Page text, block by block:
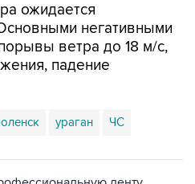
ожидается
негативными
ветра до 18 м/с,
падение
ураган ЧС